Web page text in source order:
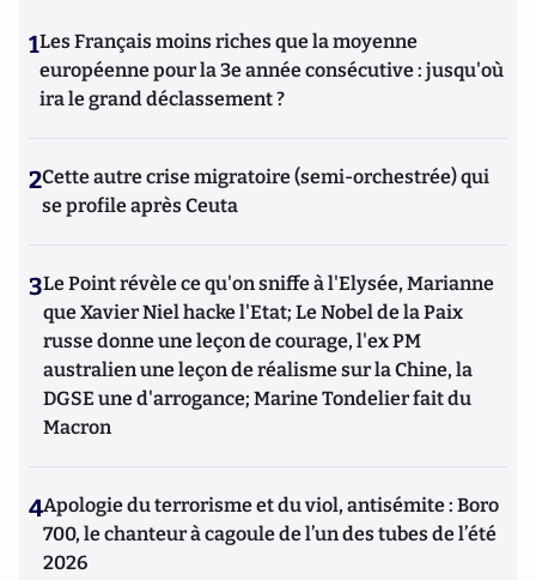
1Les Français moins riches que la moyenne
européenne pour la 3e année consécutive : jusqu'où
ira le grand déclassement ?
2Cette autre crise migratoire (semi-orchestrée) qui
se profile après Ceuta
3Le Point révèle ce qu'on sniffe à l'Elysée, Marianne
que Xavier Niel hacke l'Etat; Le Nobel de la Paix
russe donne une leçon de courage, l'ex PM
australien une leçon de réalisme sur la Chine, la
DGSE une d'arrogance; Marine Tondelier fait du
Macron
4Apologie du terrorisme et du viol, antisémite : Boro
700, le chanteur à cagoule de l’un des tubes de l’été
2026